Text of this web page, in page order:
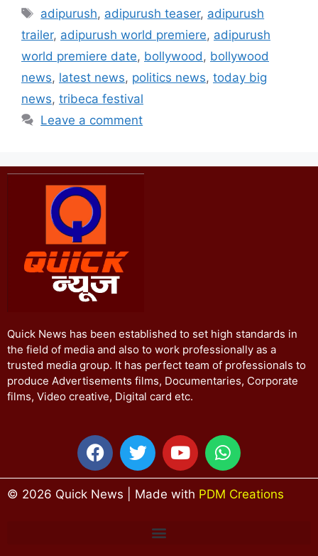
adipurush, adipurush teaser, adipurush
trailer, adipurush world premiere, adipurush
world premiere date, bollywood , bollywood
news, latest news, politics news, today big
news, tribeca festival
Leave a comment
Quick News has been established to set high standards in
the field of media and also to work professionally as a
trusted media group. It has perfect team of professionals to
produce Advertisements films, Documentaries, Corporate
films, Video creative, Digital card etc.
© 2026 Quick News | Made with PDM Creations